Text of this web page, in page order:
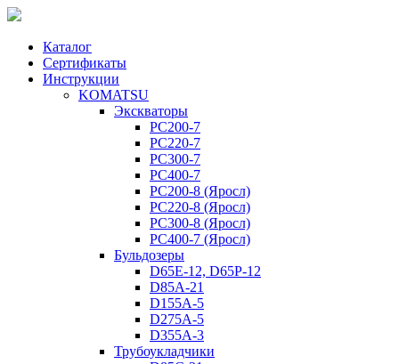
Каталог
Сертификаты
Инструкции
KOMATSU
Экскваторы
PC200-7
PC220-7
PC300-7
PC400-7
PC200-8 (Яросл)
PC220-8 (Яросл)
PC300-8 (Яросл)
PC400-7 (Яросл)
Бульдозеры
D65E-12, D65P-12
D85A-21
D155A-5
D275A-5
D355A-3
Трубоукладчики